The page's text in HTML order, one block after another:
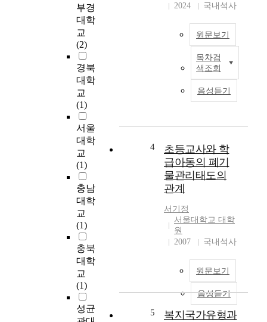
부경
대학
교
(2)
경북
대학
교
(1)
서울
대학
교
(1)
충남
대학
교
(1)
충북
대학
교
(1)
성균
u
2024
국내석사
원문보기
목차검
색조회
음성듣기
4
초등교사와 학
급아동의 폐기
물관리태도의
관계
서기정
서울대학교 대학
원
2007
국내석사
원문보기
음성듣기
5 복지국가유형과